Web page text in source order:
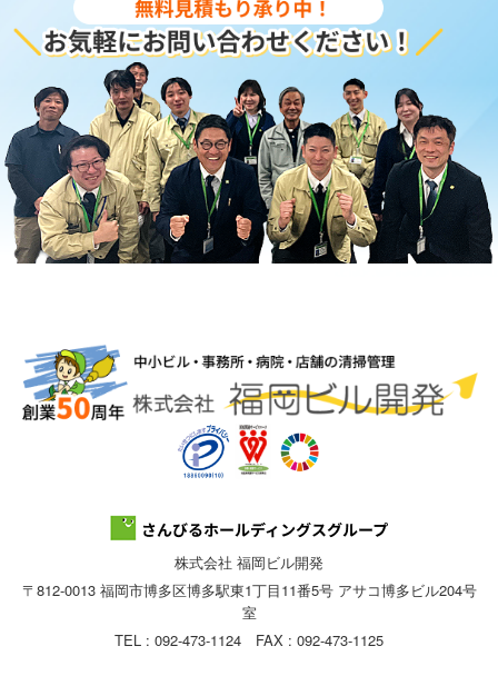
株式会社 福岡ビル開発
〒812-0013 福岡市博多区博多駅東1丁目11番5号 アサコ博多ビル204号
室
TEL : 092-473-1124 FAX : 092-473-1125